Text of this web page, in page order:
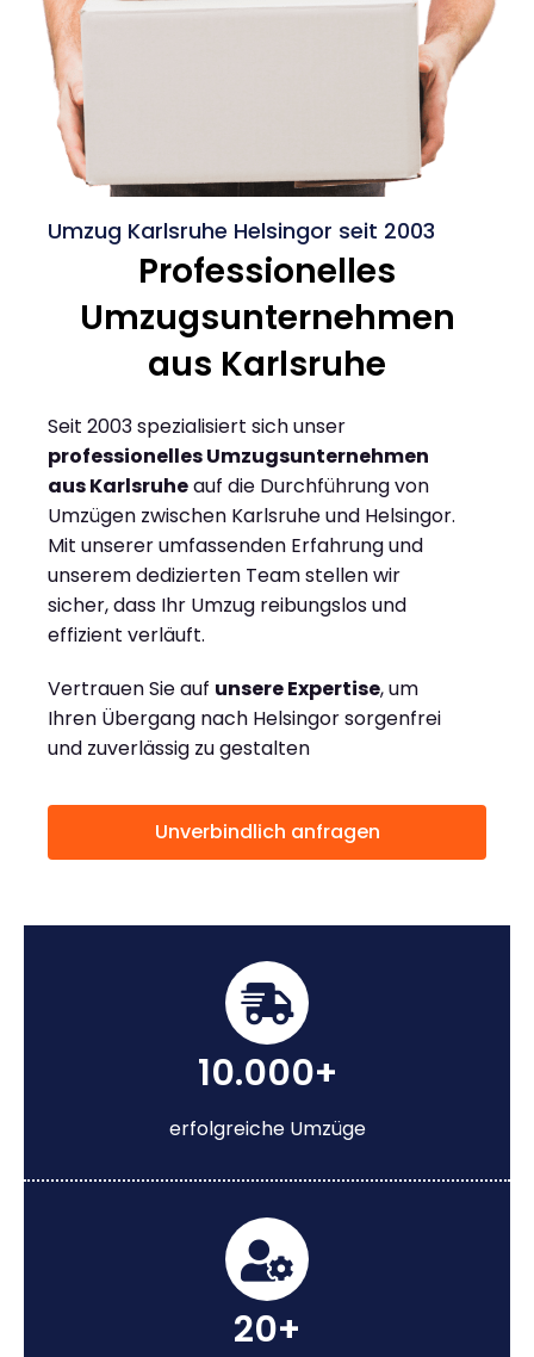
Umzug Karlsruhe Helsingor seit 2003
Professionelles
Umzugsunternehmen
aus Karlsruhe
Seit 2003 spezialisiert sich unser
professionelles Umzugsunternehmen
aus Karlsruheauf die Durchführung von
Umzügen zwischen Karlsruhe und Helsingor.
Mit unserer umfassenden Erfahrung und
unserem dedizierten Team stellen wir
sicher, dass Ihr Umzug reibungslos und
effizient verläuft.
Vertrauen Sie auf unsere Expertise, um
Ihren Übergang nach Helsingor sorgenfrei
und zuverlässig zu gestalten
Unverbindlich anfragen
10.000+
erfolgreiche Umzüge
20+